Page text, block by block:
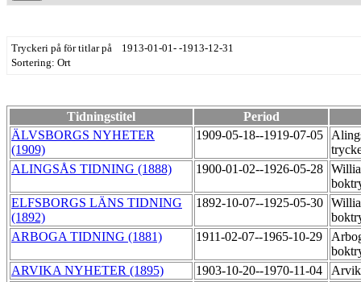
Tryckeri på för titlar på 1913-01-01- -1913-12-31
Sortering: Ort
Tidningstitel
Period
ÄLVSBORGS NYHETER
(1909)
1909-05-18--1919-07-05
ALINGSÅS TIDNING (1888)
1900-01-02--1926-05-28
ELFSBORGS LÄNS TIDNING
(1892)
1892-10-07--1925-05-30
ARBOGA TIDNING (1881)
1911-02-07--1965-10-29
ARVIKA NYHETER (1895)
1903-10-20--1970-11-04